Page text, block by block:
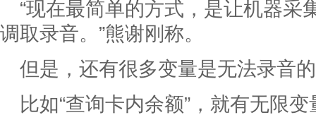
“现在最简单的方式，是让机器采
调取录音。”熊谢刚称。
但是，还有很多变量是无法录音
比如“查询卡内余额”，就有无限变